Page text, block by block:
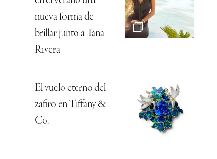
nueva forma de
brillar junto a Tana
Rivera
El vuelo eterno del
zafiro en Tiffany &
Co.